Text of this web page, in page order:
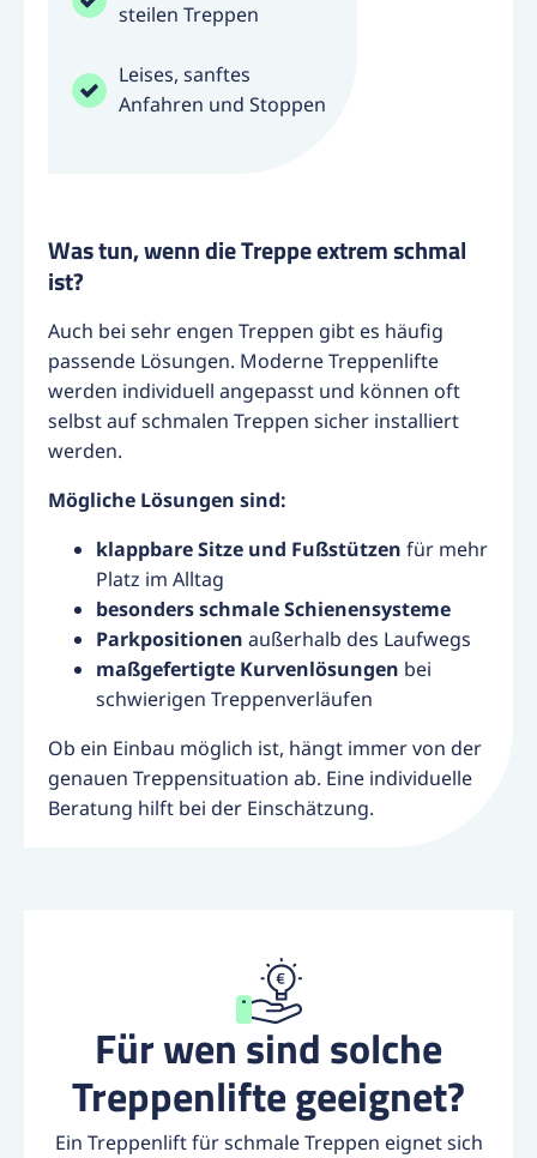
steilen Treppen
Leises, sanftes
Anfahren und Stoppen
Was tun, wenn die Treppe extrem schmal
ist?
Auch bei sehr engen Treppen gibt es häufig
passende Lösungen. Moderne Treppenlifte
werden individuell angepasst und können oft
selbst auf schmalen Treppen sicher installiert
werden.
Mögliche Lösungen sind:
klappbare Sitze und Fußstützen für mehr
Platz im Alltag
besonders schmale Schienensysteme
Parkpositionen außerhalb des Laufwegs
maßgefertigte Kurvenlösungen bei
schwierigen Treppenverläufen
Ob ein Einbau möglich ist, hängt immer von der
genauen Treppensituation ab. Eine individuelle
Beratung hilft bei der Einschätzung.
Für wen sind solche
Treppenlifte geeignet?
Ein Treppenlift für schmale Treppen eignet sich